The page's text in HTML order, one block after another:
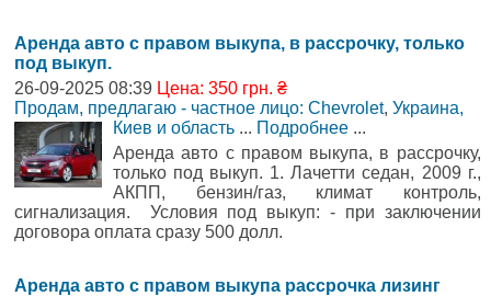
Аренда авто с правом выкупа, в рассрочку, только
под выкуп.
26-09-2025 08:39 Цена: 350 грн. ₴
Продам, предлагаю - частное лицо: Chevrolet, Украина,
Киев и область ... Подробнее ...
Аренда авто с правом выкупа, в рассрочку,
только под выкуп. 1. Лачетти седан, 2009 г.,
АКПП, бензин/газ, климат контроль,
сигнализация. Условия под выкуп: - при заключении
договора оплата сразу 500 долл.
Аренда авто с правом выкупа рассрочка лизинг